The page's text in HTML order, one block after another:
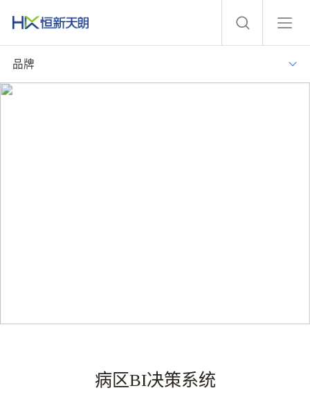
品牌
病区BI决策系统